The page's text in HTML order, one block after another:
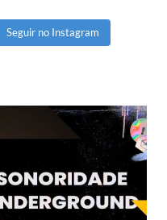
Seguir no Instagram